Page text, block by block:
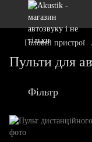
Головні пристрої
Пульти для
Фільтр